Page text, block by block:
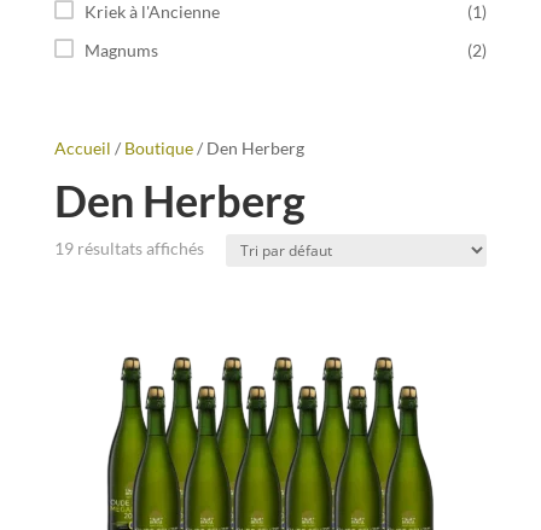
Accueil / Boutique/ Den Herberg
Den Herberg
19 résultats affichés
Kriek à l'Ancienne
(1)
Magnums
(2)